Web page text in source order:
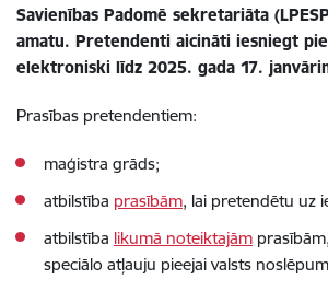
Savienības Padomē sekretariāta
amatu. Pretendenti aicināti iesniegt
elektroniski līdz 2025. gada 17.
Prasības pretendentiem:
maģistra grāds;
atbilstība prasībām, lai pretendētu uz
atbilstība likumā noteiktajām
speciālo atļauju pieejai valsts